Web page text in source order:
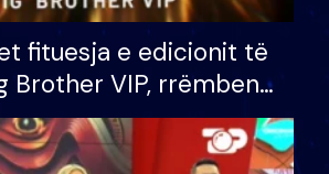
fituesja e edicionit të
Brother VIP, rrëmben
prej 100 mijë eurosh